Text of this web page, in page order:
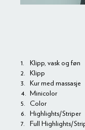
1. Klipp, vask og føn
2.
Klipp
3.
Kur med massasje
4.
Minicolor
5.
Color
6.
Highlights/Striper
7.
Full Highlights/